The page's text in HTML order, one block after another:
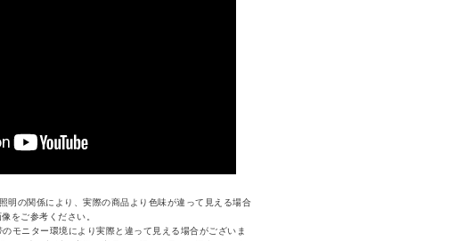
明の関係により、実際の商品より色味が違って見える場合
をご参考ください。
モニター環境により実際と違って見える場合がございま